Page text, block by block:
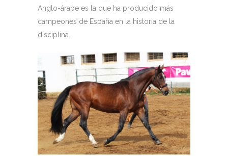
Anglo-árabe es la que ha producido más
campeones de España en la historia de la
disciplina.